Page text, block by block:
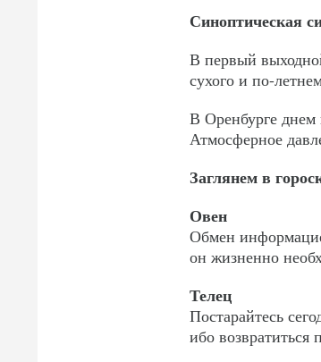
Синоптическая
В первый
сухого и по-
В Оренбурге днем
Атмосферное
Заглянем в
Овен
Обмен
он жизненно
Телец
Постарайтесь
ибо возвратиться